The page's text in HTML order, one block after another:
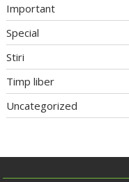
Important
Special
Stiri
Timp liber
Uncategorized